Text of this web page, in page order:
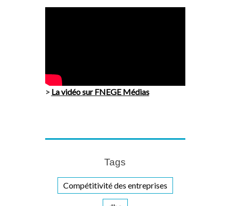
> La vidéo sur FNEGE Médias
Tags
Compétitivité des entreprises